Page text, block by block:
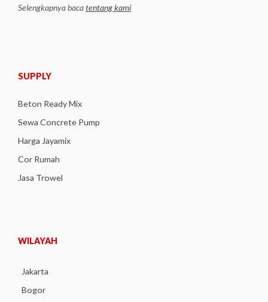
Selengkapnya bacatentang kami
SUPPLY
Beton Ready Mix
Sewa Concrete Pump
Harga Jayamix
Cor Rumah
Jasa Trowel
WILAYAH
Jakarta
Bogor